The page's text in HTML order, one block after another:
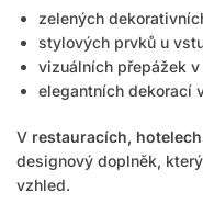
zelených
stylových prvků u
vizuálních přepážek
elegantních dekorací
V restauracích,
designový doplněk,
vzhled.